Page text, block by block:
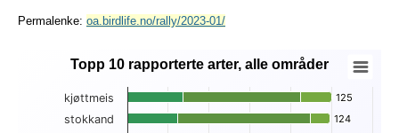
Permalenke: oa.birdlife.no/rally/2023-01/
Topp 10 rapporterte arter, alle områder
Bar chart with 3 data series.
View as data table, Topp 10 rapporterte arter, alle områder
Topp 10 rapporterte arter, alle områder
125
125
124
124
kjøttmeis
stokkand